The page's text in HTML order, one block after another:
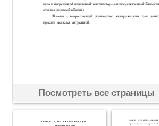
Посмотреть все страницы